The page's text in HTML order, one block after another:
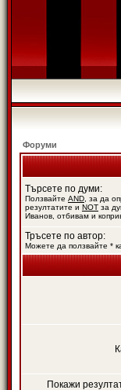
Форуми
Търсете по думи:
Ползвайте AND , за да
резултатите и NOT за
Иванов, отбивам и
Тръсете по автор:
Можете да ползвайте *
Покажи